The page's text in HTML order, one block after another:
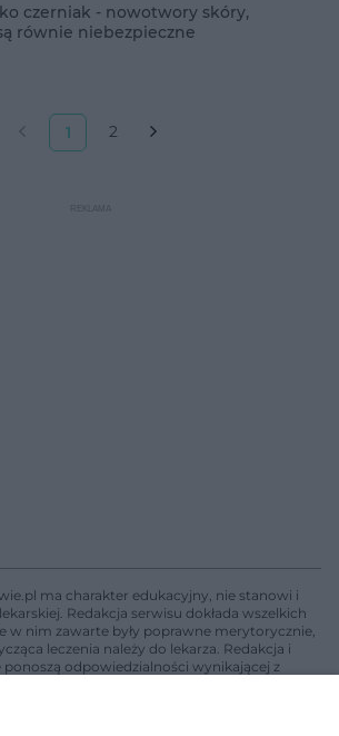
czerniak - nowotwory skóry,
równie niebezpieczne
1 2
ma charakter edukacyjny, nie stanowi i
Redakcja serwisu dokłada wszelkich
w nim zawarte były poprawne merytorycznie,
leczenia należy do lekarza. Redakcja i
odpowiedzialności wynikającej z
w rozumieniu art. 3 ust 1 ustawy o